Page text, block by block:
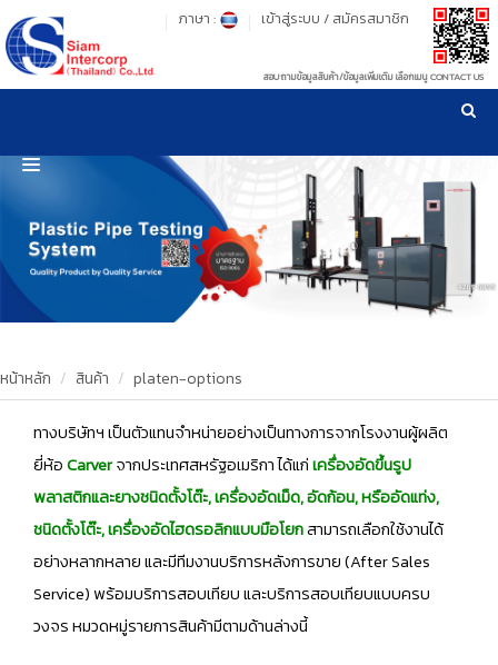
รู้ลึก รู้จริง เรื่องเครื่องมือทดสอบวัสดุ ! ยืน 1 เรื่องมาตรฐานการให้บริการ
เข้าสู่ระบบ / สมัครสมาชิก
ภาษา :
สอบถามข้อมูลสินค้า/ข้อมูลเพิ่มเติม เลือกเมนู CONTACT US
HOME
PRODUCT
OUR CLIENTS
OUR WORKS
CALIBRATION
CONTACT US
หน้าหลัก สินค้า platen-options
ทางบริษัทฯ เป็นตัวแทนจำหน่ายอย่างเป็นทางการจากโรงงานผู้ผลิต
ยี่ห้อCarverจากประเทศสหรัฐอเมริกา ได้แก่เครื่องอัดขึ้นรูป
พลาสติกและยางชนิดตั้งโต๊ะ, เครื่องอัดเม็ด, อัดก้อน, หรืออัดแท่ง,
ชนิดตั้งโต๊ะ, เครื่องอัดไฮดรอลิกแบบมือโยกสามารถเลือกใช้งานได้
อย่างหลากหลาย และมีทีมงานบริการหลังการขาย (After Sales
Service) พร้อมบริการสอบเทียบ และบริการสอบเทียบแบบครบ
วงจร หมวดหมู่รายการสินค้ามีตามด้านล่างนี้